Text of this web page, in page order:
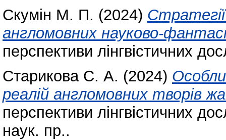
Скумін М. П. (2024)
англомовних науково-
перспективи лінгвістичних
Старикова С. А. (2024)
реалій англомовних творів
перспективи лінгвістичних
наук. пр..